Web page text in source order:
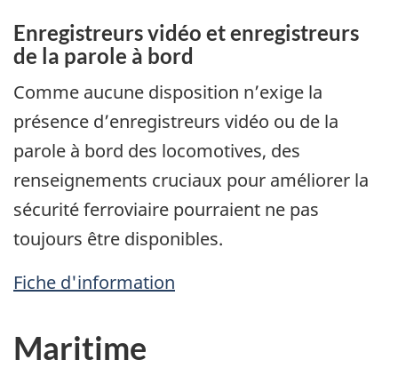
Enregistreurs vidéo et enregistreurs
de la parole à bord
Comme aucune disposition n’exige la
présence d’enregistreurs vidéo ou de la
parole à bord des locomotives, des
renseignements cruciaux pour améliorer la
sécurité ferroviaire pourraient ne pas
toujours être disponibles.
Fiche d'information
Maritime